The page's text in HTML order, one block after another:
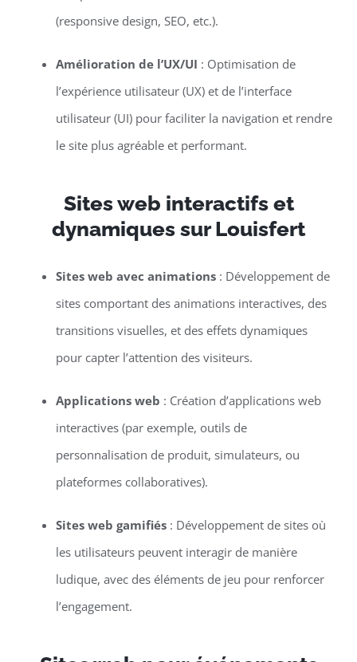
(responsive design, SEO, etc.).
Amélioration de l’UX/UI : Optimisation de
l’expérience utilisateur (UX) et de l’interface
utilisateur (UI) pour faciliter la navigation et rendre
le site plus agréable et performant.
Sites web interactifs et
dynamiques sur Louisfert
Sites web avec animations: Développement de
sites comportant des animations interactives, des
transitions visuelles, et des effets dynamiques
pour capter l’attention des visiteurs.
Applications web : Création d’applications web
interactives (par exemple, outils de
personnalisation de produit, simulateurs, ou
plateformes collaboratives).
Sites web gamifiés: Développement de sites où
les utilisateurs peuvent interagir de manière
ludique, avec des éléments de jeu pour renforcer
l’engagement.